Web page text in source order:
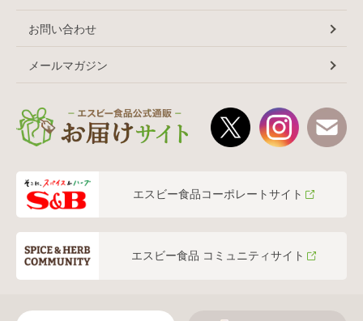
お問い合わせ
メールマガジン
エスビー食品コーポレートサイト
エスビー食品 コミュニティサイト